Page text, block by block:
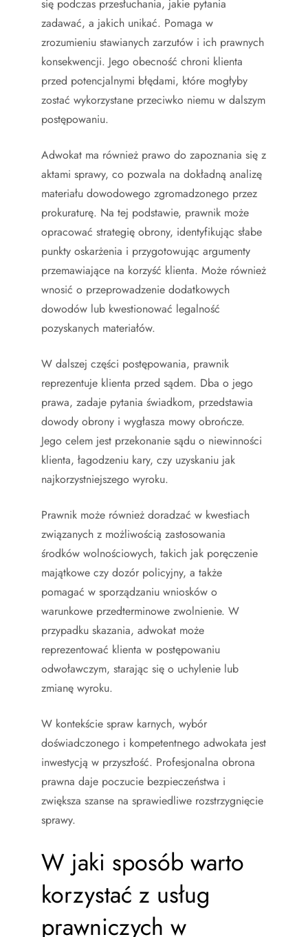
się podczas przesłuchania, jakie pytania
zadawać, a jakich unikać. Pomaga w
zrozumieniu stawianych zarzutów i ich prawnych
konsekwencji. Jego obecność chroni klienta
przed potencjalnymi błędami, które mogłyby
zostać wykorzystane przeciwko niemu w dalszym
postępowaniu.
Adwokat ma również prawo do zapoznania się z
aktami sprawy, co pozwala na dokładną analizę
materiału dowodowego zgromadzonego przez
prokuraturę. Na tej podstawie, prawnik może
opracować strategię obrony, identyfikując słabe
punkty oskarżenia i przygotowując argumenty
przemawiające na korzyść klienta. Może również
wnosić o przeprowadzenie dodatkowych
dowodów lub kwestionować legalność
pozyskanych materiałów.
W dalszej części postępowania, prawnik
reprezentuje klienta przed sądem. Dba o jego
prawa, zadaje pytania świadkom, przedstawia
dowody obrony i wygłasza mowy obrończe.
Jego celem jest przekonanie sądu o niewinności
klienta, łagodzeniu kary, czy uzyskaniu jak
najkorzystniejszego wyroku.
Prawnik może również doradzać w kwestiach
związanych z możliwością zastosowania
środków wolnościowych, takich jak poręczenie
majątkowe czy dozór policyjny, a także
pomagać w sporządzaniu wniosków o
warunkowe przedterminowe zwolnienie. W
przypadku skazania, adwokat może
reprezentować klienta w postępowaniu
odwoławczym, starając się o uchylenie lub
zmianę wyroku.
W kontekście spraw karnych, wybór
doświadczonego i kompetentnego adwokata jest
inwestycją w przyszłość. Profesjonalna obrona
prawna daje poczucie bezpieczeństwa i
zwiększa szanse na sprawiedliwe rozstrzygnięcie
sprawy.
W jaki sposób warto
korzystać z usług
prawniczych w